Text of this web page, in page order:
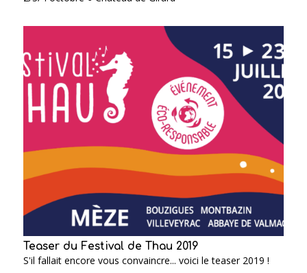
Teaser du Festival de Thau 2019
S'il fallait encore vous convaincre... voici le teaser 2019 !